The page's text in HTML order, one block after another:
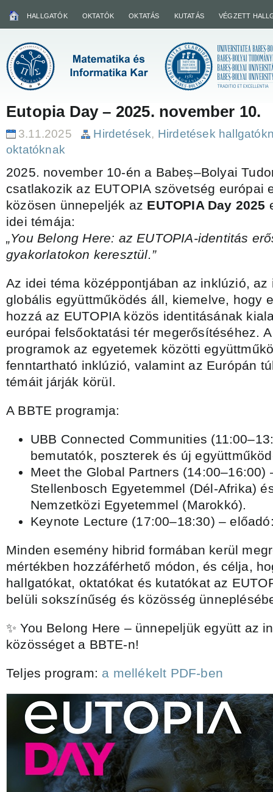
HALLGATÓK OKTATÓK OKTATÁS KUTATÁS VÉGZETT
Eutopia Day – 2025. november 10.
3.11.2025 Hirdetések, Hirdetések
oktatóknak
2025. november 10-én a Babeș–Bolyai
csatlakozik az EUTOPIA szövetség európai
közösen ünnepeljék az EUTOPIA Day 2025
idei témája:
„You Belong Here: az EUTOPIA-identitás
gyakorlatokon keresztül.”
Az idei téma középpontjában az inklúzió, az
globális együttműködés áll, kiemelve, hogy
hozzá az EUTOPIA közös identitásának
európai felsőoktatási tér megerősítéséhez.
programok az egyetemek közötti
fenntartható inklúzió, valamint az Európán
témáit járják körül.
A BBTE programja:
UBB Connected Communities
bemutatók, poszterek és új
Meet the Global Partners (14:00–16:00)
Stellenbosch Egyetemmel (Dél-Afrika)
Nemzetközi Egyetemmel (Marokkó).
Keynote Lecture (17:00–18:30) –
Minden esemény hibrid formában kerül
mértékben hozzáférhető módon, és célja,
hallgatókat, oktatókat és kutatókat az
belüli sokszínűség és közösség
✨ You Belong Here – ünnepeljük együtt az
közösséget a BBTE-n!
Teljes program: a mellékelt PDF-ben